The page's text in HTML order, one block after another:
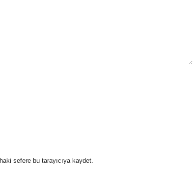
sefere bu tarayıcıya kaydet.